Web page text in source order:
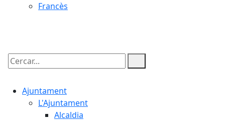
Francès
Cercar:
Ajuntament
L'Ajuntament
Alcaldia